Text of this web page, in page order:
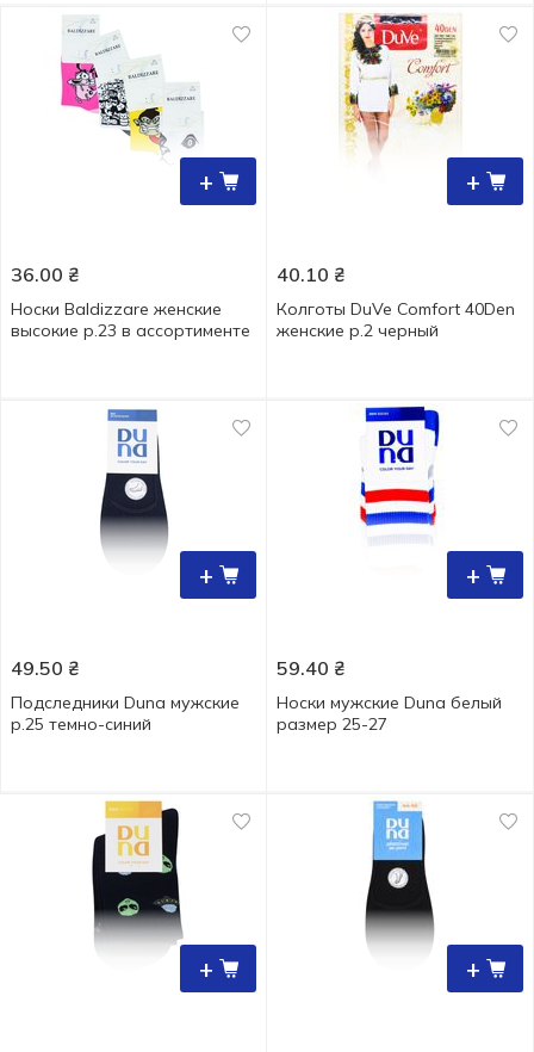
+
36.00 ₴
Носки Baldizzare женские
высокие р.23 в ассортименте
+
40.10 ₴
Колготы DuVe Comfort 40Den
женские р.2 черный
+
49.50 ₴
Подследники Duna мужские
р.25 темно-синий
+
59.40 ₴
Носки мужские Duna белый
размер 25-27
+ +